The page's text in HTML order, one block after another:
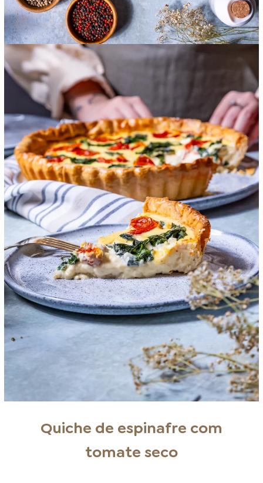
Quiche de espinafre com
tomate seco